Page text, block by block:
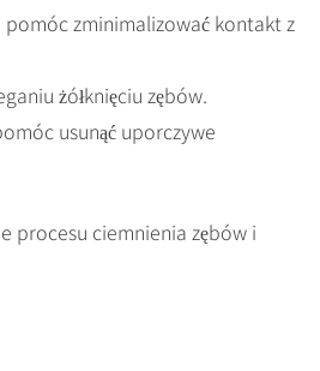
pomóc zminimalizować kontakt z
żółknięciu zębów.
usunąć uporczywe
procesu ciemnienia zębów i